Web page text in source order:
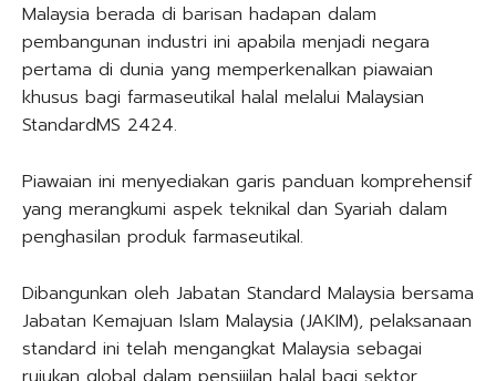
Malaysia berada di barisan hadapan dalam
pembangunan industri ini apabila menjadi negara
pertama di dunia yang memperkenalkan piawaian
khusus bagi farmaseutikal halal melalui Malaysian
StandardMS 2424.
Piawaian ini menyediakan garis panduan komprehensif
yang merangkumi aspek teknikal dan Syariah dalam
penghasilan produk farmaseutikal.
Dibangunkan oleh Jabatan Standard Malaysia bersama
Jabatan Kemajuan Islam Malaysia (JAKIM), pelaksanaan
standard ini telah mengangkat Malaysia sebagai